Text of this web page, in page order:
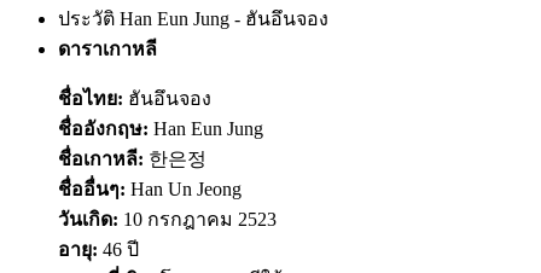
ประวัติ Han Eun Jung - ฮันอึนจอง
ดาราเกาหลี
ชื่อไทย: ฮันอึนจอง
ชื่ออังกฤษ: Han Eun Jung
ชื่อเกาหลี: 한은정
ชื่ออื่นๆ: Han Un Jeong
วันเกิด: 10 กรกฎาคม 2523
อายุ: 46 ปี